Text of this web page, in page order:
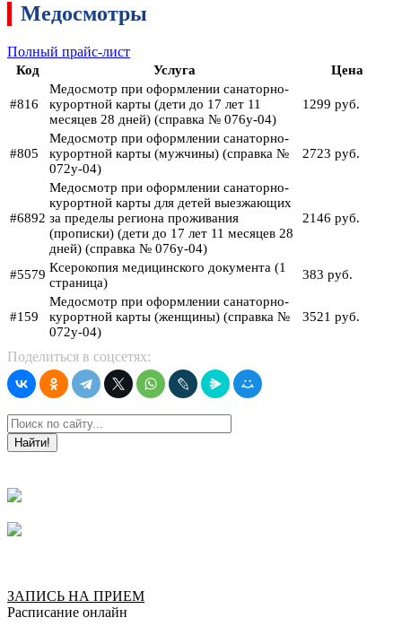
Медосмотры
Полный прайс-лист
Код Услуга Цена
#816
Медосмотр при оформлении санаторно-
курортной карты (дети до 17 лет 11
месяцев 28 дней) (справка № 076у-04)
1299 руб.
#805
Медосмотр при оформлении санаторно-
курортной карты (мужчины) (справка №
072у-04)
2723 руб.
#6892
Медосмотр при оформлении санаторно-
курортной карты для детей выезжающих
за пределы региона проживания
(прописки) (дети до 17 лет 11 месяцев 28
дней) (справка № 076у-04)
2146 руб.
#5579 Ксерокопия медицинского документа (1
страница)
383 руб.
#159
Медосмотр при оформлении санаторно-
курортной карты (женщины) (справка №
072у-04)
3521 руб.
Поделиться в соцсетях:
Найти!
ЗАПИСЬ НА ПРИЕМ
Расписание онлайн